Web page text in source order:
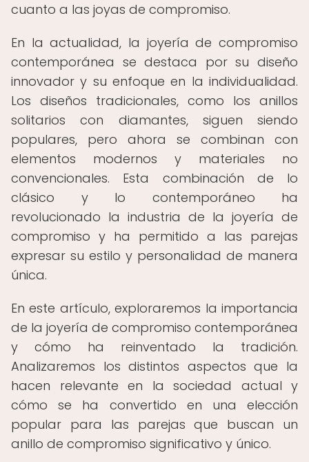
cuanto a las joyas de compromiso.
En la actualidad, la joyería de compromiso
contemporánea se destaca por su diseño
innovador y su enfoque en la individualidad.
Los diseños tradicionales, como los anillos
solitarios con diamantes, siguen siendo
populares, pero ahora se combinan con
elementos modernos y materiales no
convencionales. Esta combinación de lo
clásico y lo contemporáneo ha
revolucionado la industria de la joyería de
compromiso y ha permitido a las parejas
expresar su estilo y personalidad de manera
única.
En este artículo, exploraremos la importancia
de la joyería de compromiso contemporánea
y cómo ha reinventado la tradición.
Analizaremos los distintos aspectos que la
hacen relevante en la sociedad actual y
cómo se ha convertido en una elección
popular para las parejas que buscan un
anillo de compromiso significativo y único.